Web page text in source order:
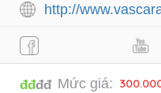
http://
đđđđ Mức giá: